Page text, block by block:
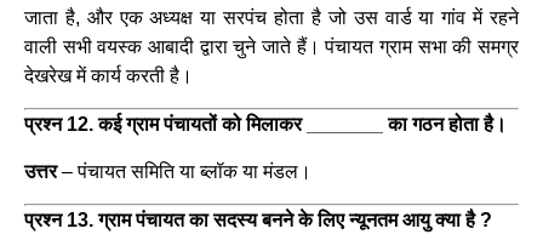
जाता है, और एक अध्यक्ष या सरपंच होता है जो उस वार्ड या गांव में रहने
वाली सभी वयस्क आबादी द्वारा चुने जाते हैं। पंचायत ग्राम सभा की समग्र
देखरेख में कार्य करती है।
प्रश्न 12. कई ग्राम पंचायतों को मिलाकर _______ का गठन होता है।
उत्तर–पंचायत समिति या ब्लॉक या मंडल।
प्रश्न 13. ग्राम पंचायत का सदस्य बनने के लिए न्यूनतम आयु क्या है ?